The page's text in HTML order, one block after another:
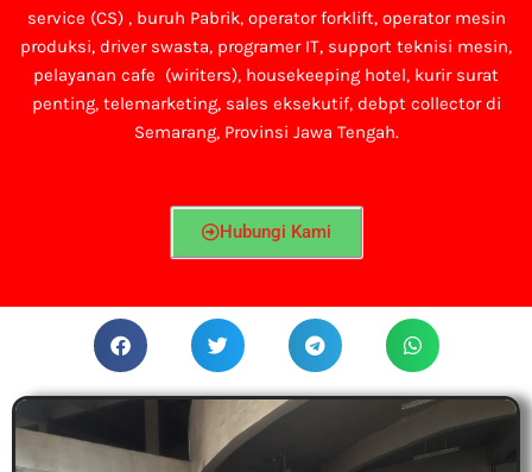
service (CS) ,buruh Pabrik, operator forklift, operator mesin
produksi, driver swasta, programer IT, support teknisi mesin,
pelayanan cafe (wiriters), housekeeping hotel, kurir surat
penting, telemarketing, sales eksekutif, debpt collector di
Semarang, Provinsi Jawa Tengah.
Hubungi Kami